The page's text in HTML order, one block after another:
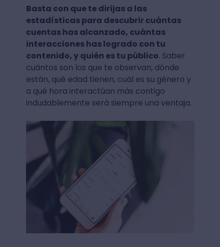
Basta con que te dirijas a las
estadísticas para descubrir cuántas
cuentas has alcanzado, cuántas
interacciones has logrado con tu
contenido, y quién es tu público. Saber
cuántos son los que te observan, dónde
están, qué edad tienen, cuál es su género y
a qué hora interactúan más contigo
indudablemente será siempre una ventaja.